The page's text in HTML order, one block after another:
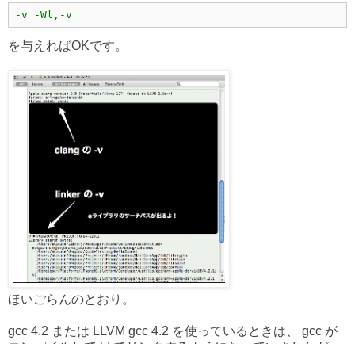
-v -Wl,-v
を与えればOKです。
ほいごらんのとおり。
gcc 4.2 または LLVM gcc 4.2 を使っているときは、 gcc が